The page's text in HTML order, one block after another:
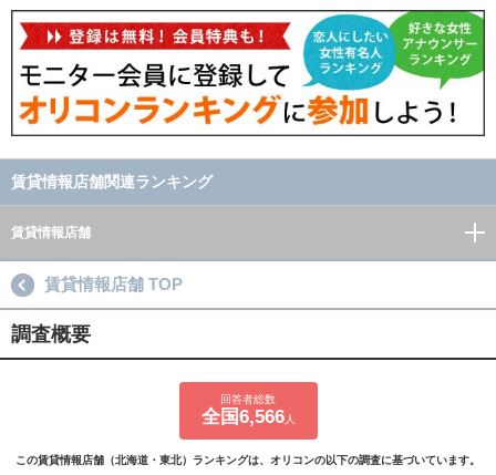
賃貸情報店舗関連ランキング
賃貸情報店舗
賃貸情報店舗 TOP
調査概要
回答者総数
全国6,566人
この賃貸情報店舗（北海道・東北）ランキングは、オリコンの以下の調査に基づいています。